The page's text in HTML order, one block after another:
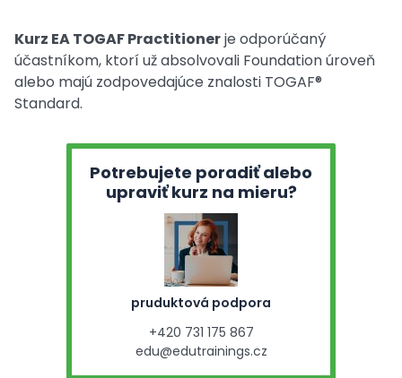
Kurz EA TOGAF Practitionerje odporúčaný
účastníkom, ktorí už absolvovali Foundation úroveň
alebo majú zodpovedajúce znalosti TOGAF®
Standard.
Potrebujete poradiť alebo
upraviť kurz na mieru?
pruduktová podpora
+420 731 175 867
edu@edutrainings.cz